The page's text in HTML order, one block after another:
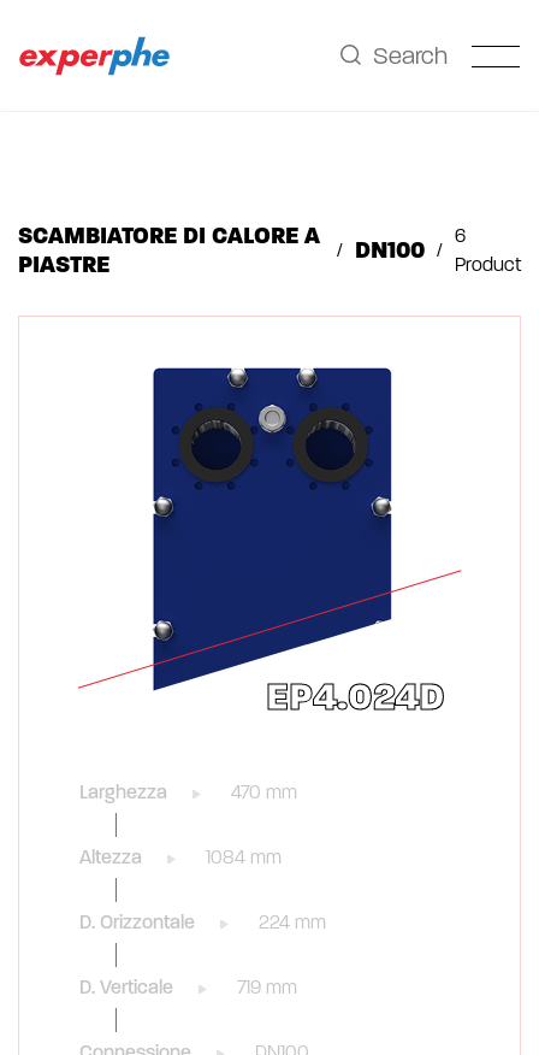
Search
SCAMBIATORE DI CALORE A
PIASTRE
DN100
6
Product
EP4.024D
Larghezza 470 mm
Altezza 1084 mm
D. Orizzontale 224 mm
D. Verticale 719 mm